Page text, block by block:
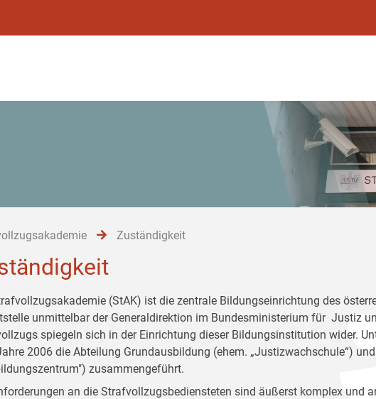
Zuständigkeit
(StAK) ist die zentrale Bildungseinrichtung des
unmittelbar der Generaldirektion im Bundesministerium für Justiz
spiegeln sich in der Einrichtung dieser Bildungsinstitution wider.
2006 die Abteilung Grundausbildung (ehem. „Justizwachschule“)
zusammengeführt.
an die Strafvollzugsbediensteten sind äußerst komplex und